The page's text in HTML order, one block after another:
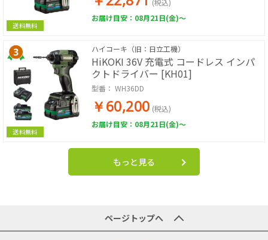
送料無料
(税込)
お届け目安：08月21日(金)～
送料無料
ハイコーキ（旧：日立工機）
HiKOKI 36V 充電式 コードレス インパ
クトドライバー [KH01]
型番： WH36DD
￥60,200 (税込)
お届け目安：08月21日(金)～
もっと見る
ページトップへ